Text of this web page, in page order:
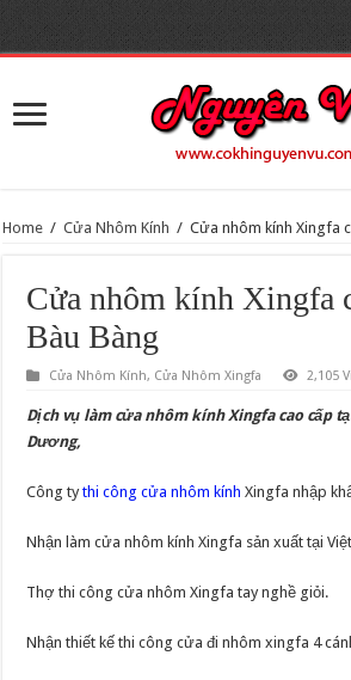
> gtag('config', 'UA-160302226-1');
[]; function gtag(){dataLayer.push(arguments);}
gtag('config', 'UA-162817286-1');
Home / Cửa Nhôm Kính / Cửa nhôm kính Xingfa
Cửa nhôm kính Xingfa
Bàu Bàng
Cửa Nhôm Kính, Cửa Nhôm Xingfa 2,105
Dịch vụ làm cửa nhôm kính Xingfa cao cấp
Dương,
Công tythi công cửa nhôm kính Xingfa nhập
Nhận làm cửa nhôm kính Xingfa sản xuất tại
Thợ thi công cửa nhôm Xingfa tay nghề giỏi.
Nhận thiết kế thi công cửa đi nhôm xingfa 4